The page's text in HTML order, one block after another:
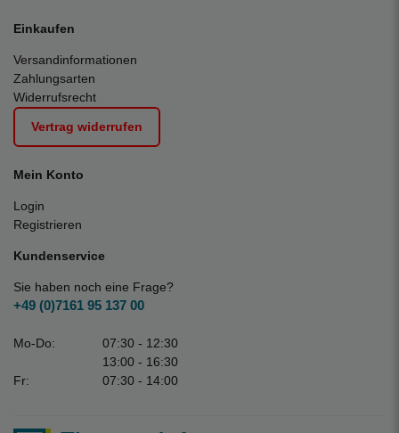
Einkaufen
Versandinformationen
Zahlungsarten
Widerrufsrecht
Vertrag widerrufen
Mein Konto
Login
Registrieren
Kundenservice
Sie haben noch eine Frage?
+49 (0)7161 95 137 00
Mo-Do:
07:30 - 12:30
13:00 - 16:30
Fr:
07:30 - 14:00